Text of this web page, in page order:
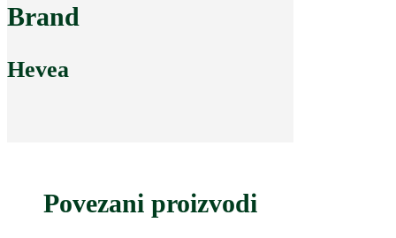
Brand
Hevea
Povezani proizvodi